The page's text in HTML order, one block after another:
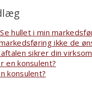
hullet i min
ikke de
sikrer din
en konsulent?
konsulent?